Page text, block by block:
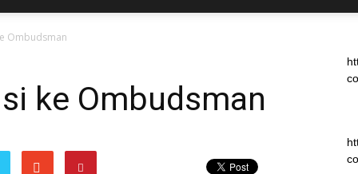
Ombudsman
ke Ombudsman